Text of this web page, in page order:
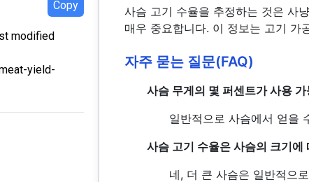
Copy
modified
yield-
사슴 고기 수율을 추정하는 것은 사
매우 중요합니다. 이 정보는 고기 가
자주 묻는 질문(FAQ)
사슴 무게의 몇 퍼센트가 사용
일반적으로 사슴에서 얻을
사슴 고기 수율은 사슴의 크기에
네, 더 큰 사슴은 일반적으